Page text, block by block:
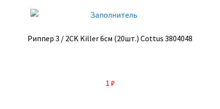
Риппер 3 / 2CK Killer 6см (20шт.) Cottus 3804048
1 ₽